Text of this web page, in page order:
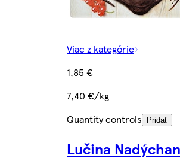
Viac z kategórie
1,85 €
7,40 €/kg
Quantity controls
Pridať
Lučina